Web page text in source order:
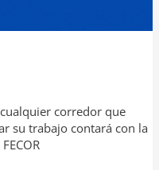
corredor que
su trabajo contará con la